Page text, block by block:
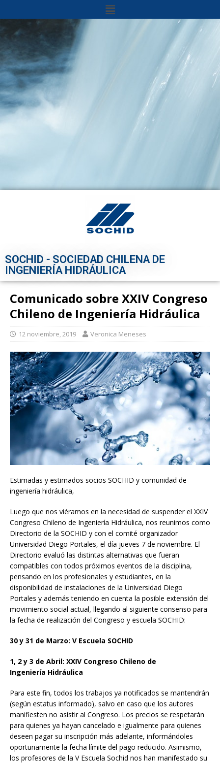
SOCHID - SOCIEDAD CHILENA DE
INGENIERÍA HIDRÁULICA
Comunicado sobre XXIV Congreso
Chileno de Ingeniería Hidráulica
12 noviembre, 2019 Veronica Meneses
Estimadas y estimados socios SOCHID y comunidad de
ingeniería hidráulica,
Luego que nos viéramos en la necesidad de suspender el XXIV
Congreso Chileno de Ingeniería Hidráulica, nos reunimos como
Directorio de la SOCHID y con el comité organizador
Universidad Diego Portales, el día jueves 7 de noviembre. El
Directorio evaluó las distintas alternativas que fueran
compatibles con todos próximos eventos de la disciplina,
pensando en los profesionales y estudiantes, en la
disponibilidad de instalaciones de la Universidad Diego
Portales y además teniendo en cuenta la posible extensión del
movimiento social actual, llegando al siguiente consenso para
la fecha de realización del Congreso y escuela SOCHID:
30 y 31 de Marzo: V Escuela SOCHID
1, 2 y 3 de Abril: XXIV Congreso Chileno de
Ingeniería Hidráulica
Para este fin, todos los trabajos ya notificados se mantendrán
(según estatus informado), salvo en caso que los autores
manifiesten no asistir al Congreso. Los precios se respetarán
para quienes ya hayan cancelado e igualmente para quienes
deseen pagar su inscripción más adelante, informándoles
oportunamente la fecha límite del pago reducido. Asimismo,
los profesores de la V Escuela Sochid nos han manifestado su